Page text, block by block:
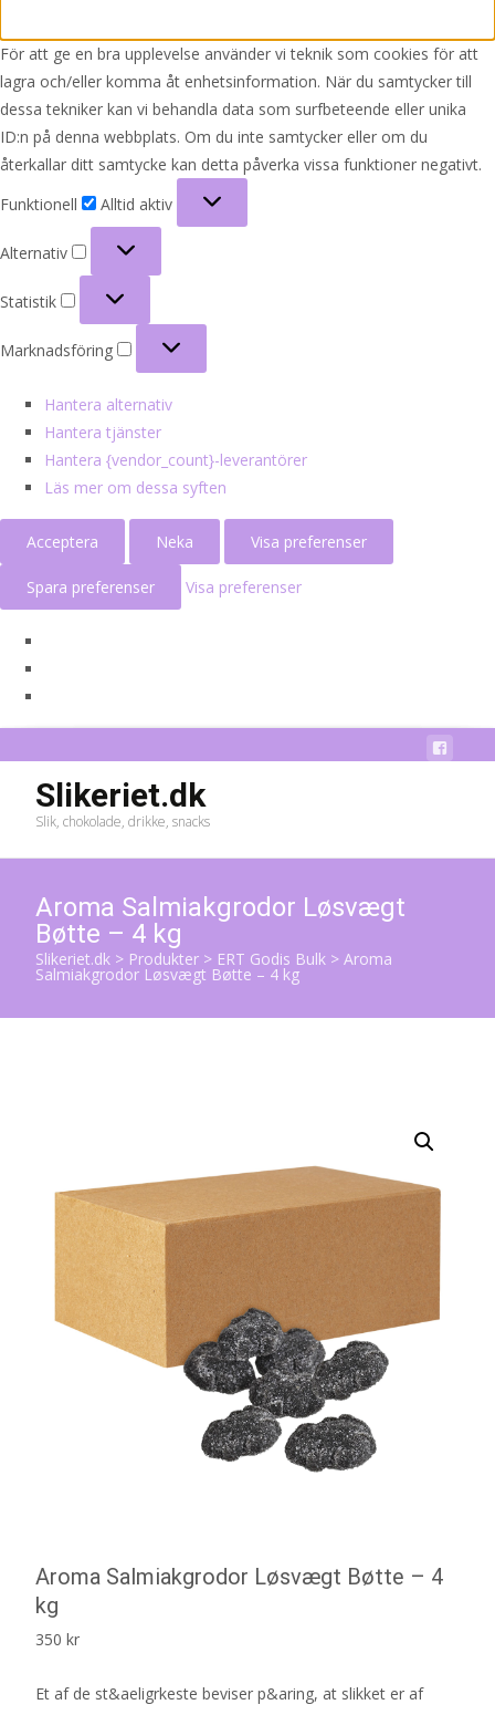
För att ge en bra upplevelse använder vi teknik som cookies för att
lagra och/eller komma åt enhetsinformation. När du samtycker till
dessa tekniker kan vi behandla data som surfbeteende eller unika
ID:n på denna webbplats. Om du inte samtycker eller om du
återkallar ditt samtycke kan detta påverka vissa funktioner negativt.
Funktionell
Alltid aktiv
Alternativ
Statistik
Marknadsföring
Hantera alternativ
Hantera tjänster
Hantera {vendor_count}-leverantörer
Läs mer om dessa syften
Acceptera Neka Visa preferenser
Spara preferenser Visa preferenser
Slikeriet.dk
Slik, chokolade, drikke, snacks
Aroma Salmiakgrodor Løsvægt
Bøtte – 4 kg
Slikeriet.dk > Produkter > ERT Godis Bulk > Aroma
Salmiakgrodor Løsvægt Bøtte – 4 kg
Aroma Salmiakgrodor Løsvægt Bøtte – 4
kg
350 kr
Et af de st&aeligrkeste beviser p&aring, at slikket er af